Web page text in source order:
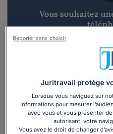
Vous souhaitez
Consulter
01 75 75
Vous
Juritravail protège
Lorsque vous naviguez sur
informations pour mesurer
avec vous et vous présenter
autorisant, votre
Vous avez le droit de changer
Reporter sans choisir